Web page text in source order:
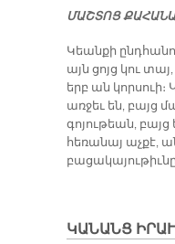
ՄԱՇ­ՏՈՑ
Կեանքի
այն ցոյց կու
երբ ան
առջեւ են, բայց
գոյութեան,
հեռանայ աչքէ,
ԿԱՆԱՆՑ